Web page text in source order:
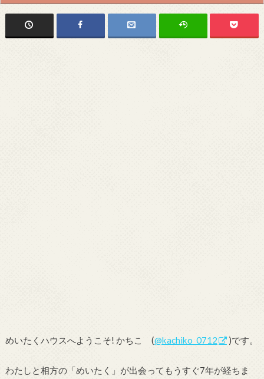
めいたくハウスへようこそ! かちこ (@kachiko_0712 )です。
わたしと相方の「めいたく」が出会ってもうすぐ7年が経ちま